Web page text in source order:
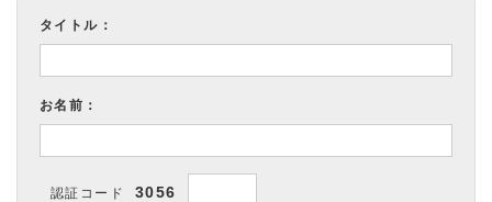
タイトル：
お名前：
認証コード 3056